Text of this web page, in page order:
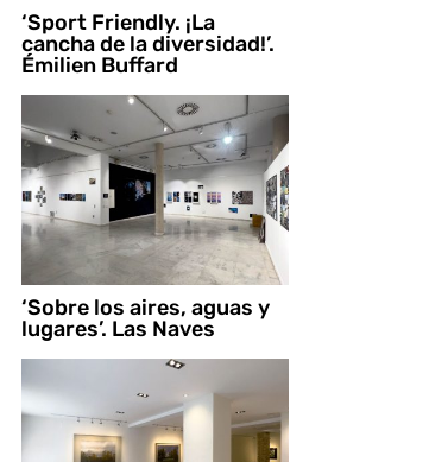
‘Sport Friendly. ¡La
cancha de la diversidad!’.
Émilien Buffard
‘Sobre los aires, aguas y
lugares’. Las Naves